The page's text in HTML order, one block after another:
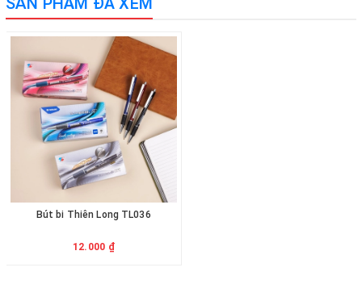
Bút bi Thiên Long TL036
12.000 ₫